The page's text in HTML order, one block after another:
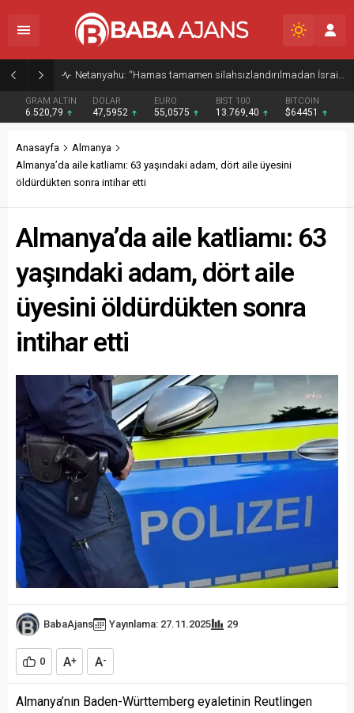
Netanyahu: “Hamas tamamen silahsızlandırılmadan İsrail Gazze’den çekilmeyecek”
GRAM ALTIN
6.520,79
DOLAR
47,5952
EURO
55,0575
BIST 100
13.769,40
BITCOIN
$64451
Anasayfa
Almanya
Almanya’da aile katliamı: 63 yaşındaki adam, dört aile üyesini
öldürdükten sonra intihar etti
Almanya’da aile katliamı: 63
yaşındaki adam, dört aile
üyesini öldürdükten sonra
intihar etti
BabaAjans Yayınlama: 27.11.2025 29
0 A+ A-
Almanya’nın Baden-Württemberg eyaletinin Reutlingen